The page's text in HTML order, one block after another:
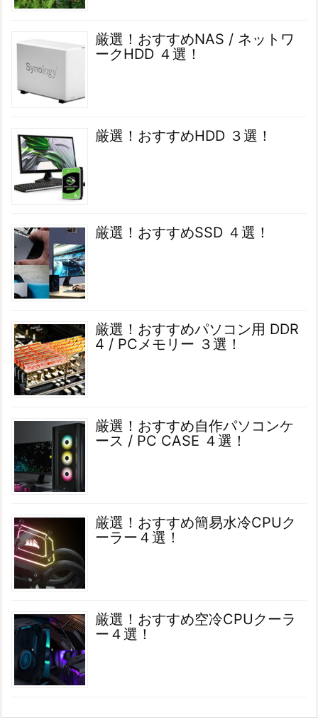
厳選！おすすめNAS / ネットワ
ークHDD ４選！
厳選！おすすめHDD ３選！
厳選！おすすめSSD ４選！
厳選！おすすめパソコン用 DDR
4 / PCメモリー ３選！
厳選！おすすめ自作パソコンケ
ース / PC CASE ４選！
厳選！おすすめ簡易水冷CPUク
ーラー４選！
厳選！おすすめ空冷CPUクーラ
ー４選！